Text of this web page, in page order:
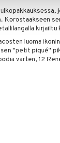
Korostaakseen
kirjailtu
luoma
"petit piqué"
varten, 12